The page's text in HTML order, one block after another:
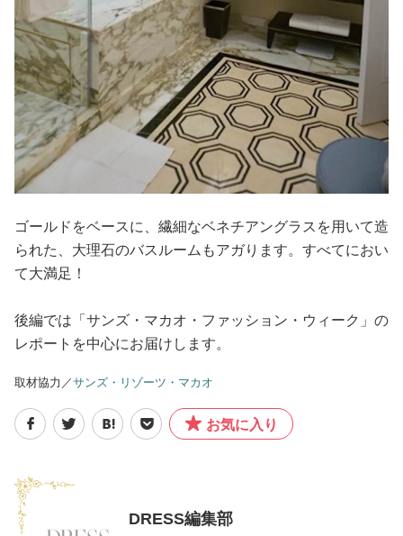
ゴールドをベースに、繊細なベネチアングラスを用いて造
られた、大理石のバスルームもアガります。すべてにおい
て大満足！
後編では「サンズ・マカオ・ファッション・ウィーク」の
レポートを中心にお届けします。
取材協力／サンズ・リゾーツ・マカオ
お気に入り
DRESS編集部